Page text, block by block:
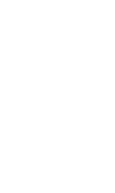
Kurniati Malik,